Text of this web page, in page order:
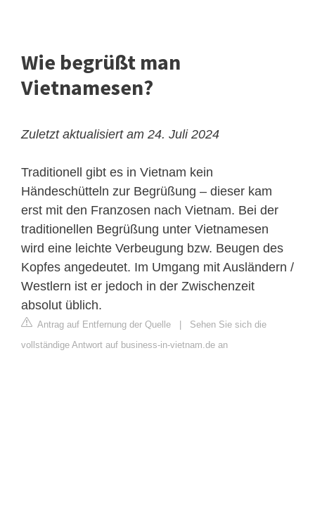
Wie begrüßt man
Vietnamesen?
Zuletzt aktualisiert am 24. Juli 2024
Traditionell gibt es in Vietnam kein
Händeschütteln zur Begrüßung – dieser kam
erst mit den Franzosen nach Vietnam. Bei der
traditionellen Begrüßung unter Vietnamesen
wird eine leichte Verbeugung bzw. Beugen des
Kopfes angedeutet. Im Umgang mit Ausländern /
Westlern ist er jedoch in der Zwischenzeit
absolut üblich.
Antrag auf Entfernung der Quelle
Sehen Sie sich die
vollständige Antwort auf business-in-vietnam.de an